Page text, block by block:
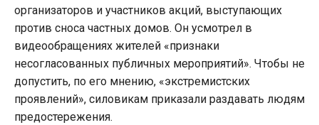
организаторов и участников акций, выступающих
против сноса частных домов. Он усмотрел в
видеообращениях жителей «признаки
несогласованных публичных мероприятий». Чтобы не
допустить, по его мнению, «экстремистских
проявлений», силовикам приказали раздавать людям
предостережения.